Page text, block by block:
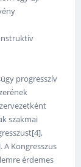
progresszív
szakmai
Kongresszus
érdemes